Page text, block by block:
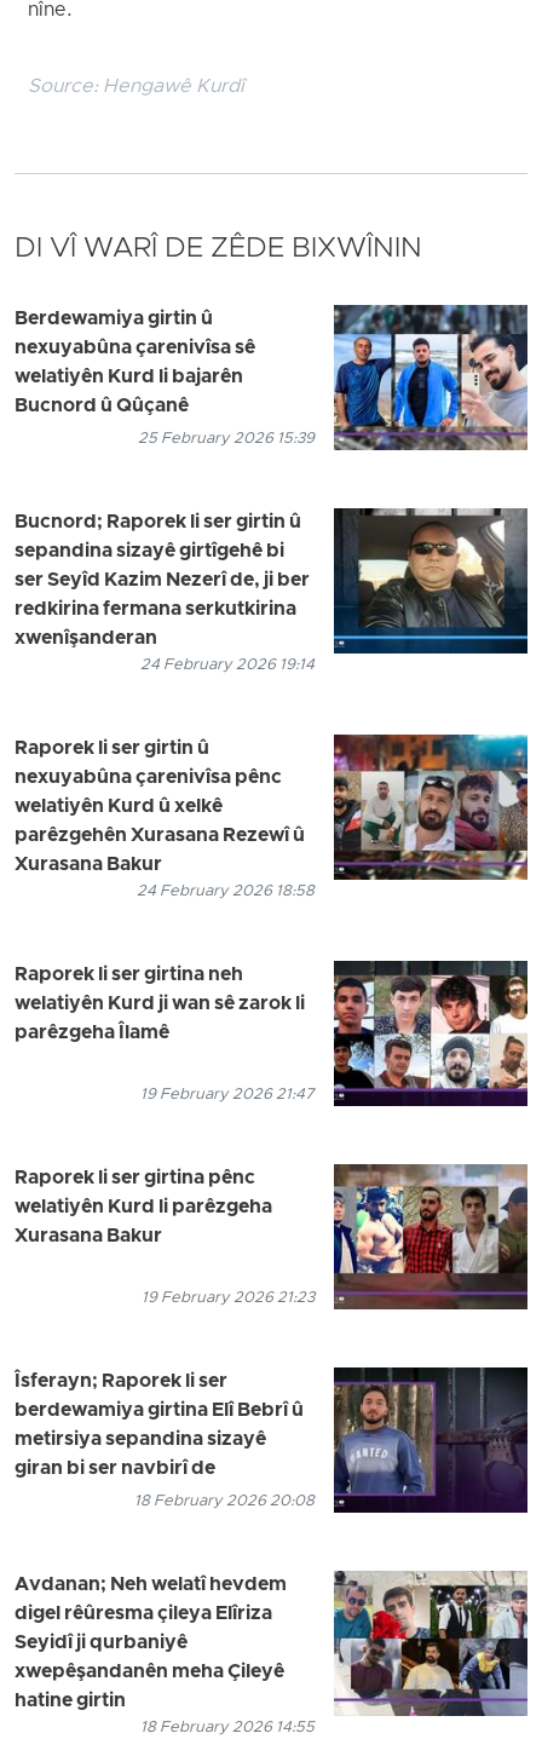
nîne.
Source: Hengawê Kurdî
DI VÎ WARÎ DE ZÊDE BIXWÎNIN
Berdewamiya girtin û
nexuyabûna çarenivîsa sê
welatiyên Kurd li bajarên
Bucnord û Qûçanê
25 February 2026 15:39
Bucnord; Raporek li ser girtin û
sepandina sizayê girtîgehê bi
ser Seyîd Kazim Nezerî de, ji ber
redkirina fermana serkutkirina
xwenîşanderan
24 February 2026 19:14
Raporek li ser girtin û
nexuyabûna çarenivîsa pênc
welatiyên Kurd û xelkê
parêzgehên Xurasana Rezewî û
Xurasana Bakur
24 February 2026 18:58
Raporek li ser girtina neh
welatiyên Kurd ji wan sê zarok li
parêzgeha Îlamê
19 February 2026 21:47
Raporek li ser girtina pênc
welatiyên Kurd li parêzgeha
Xurasana Bakur
19 February 2026 21:23
Îsferayn; Raporek li ser
berdewamiya girtina Elî Bebrî û
metirsiya sepandina sizayê
giran bi ser navbirî de
18 February 2026 20:08
Avdanan; Neh welatî hevdem
digel rêûresma çileya Elîriza
Seyidî ji qurbaniyê
xwepêşandanên meha Çileyê
hatine girtin
18 February 2026 14:55